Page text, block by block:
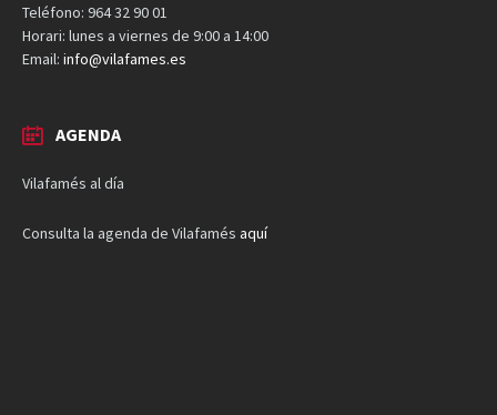
Teléfono: 964 32 90 01
Horari: lunes a viernes de 9:00 a 14:00
Email: info@vilafames.es
AGENDA
Vilafamés al día
Consulta la agenda de Vilafamés aquí